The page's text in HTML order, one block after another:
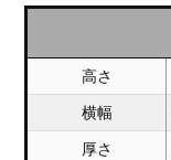
高さ
横幅
厚さ